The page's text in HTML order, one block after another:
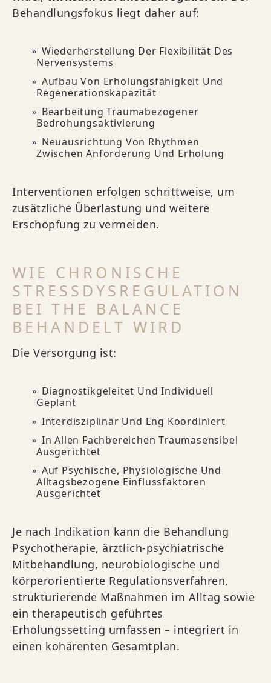
Behandlungsfokus liegt daher auf:
Wiederherstellung Der Flexibilität Des
Nervensystems
Aufbau Von Erholungsfähigkeit Und
Regenerationskapazität
Bearbeitung Traumabezogener
Bedrohungsaktivierung
Neuausrichtung Von Rhythmen
Zwischen Anforderung Und Erholung
Interventionen erfolgen schrittweise, um
zusätzliche Überlastung und weitere
Erschöpfung zu vermeiden.
WIE CHRONISCHE
STRESSDYSREGULATION
BEI THE BALANCE
BEHANDELT WIRD
Die Versorgung ist:
Diagnostikgeleitet Und Individuell
Geplant
Interdisziplinär Und Eng Koordiniert
In Allen Fachbereichen Traumasensibel
Ausgerichtet
Auf Psychische, Physiologische Und
Alltagsbezogene Einflussfaktoren
Ausgerichtet
Je nach Indikation kann die Behandlung
Psychotherapie, ärztlich-psychiatrische
Mitbehandlung, neurobiologische und
körperorientierte Regulationsverfahren,
strukturierende Maßnahmen im Alltag sowie
ein therapeutisch geführtes
Erholungssetting umfassen – integriert in
einen kohärenten Gesamtplan.